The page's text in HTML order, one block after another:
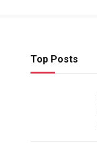
Top Posts